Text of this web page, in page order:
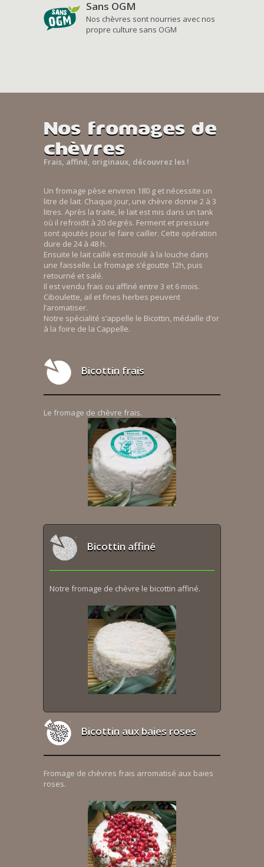
Sans OGM
Nos chèvres sont nourries avec nos
propre culture sans OGM
Nos fromages de
chèvres
Frais, affiné, originaux, découvrez les !
Un fromage pèse environ 180 g et nécessite un
litre de lait. Chaque jour, une chèvre donne 2 à 3
litres. Après la traite, le lait est mis dans un tank
où il refroidit à 20 degrés. Ferment et pressure
sont ajoutés pour le faire cailler. Cette opération
dure de 24 à 48 h.
Ensuite le lait caillé est moulé à la louche dans
une faisselle. Le fromage s’égoutte 12h, puis
retourné et salé.
Il est vendu frais ou affiné entre 3 et 6 mois.
Ciboulette, ail et fines herbes peuvent
l’aromatiser.
Notre spécialité s’appelle le Bicottin, médaille d’or
à la foire de la Cappelle.
Bicottin frais
Le fromage de chèvre frais.
Bicottin affiné
Notre fromage de chèvre le bicottin affiné.
Bicottin aux baies roses
Fromage de chèvres frais arromatisé aux baies
roses.